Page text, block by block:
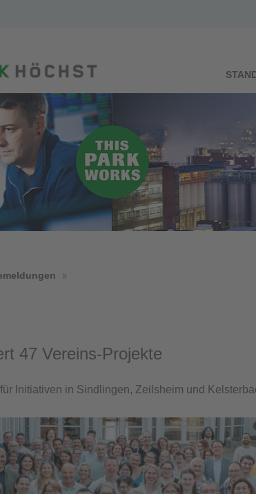
47 Vereins-Projekte
Initiativen in Sindlingen, Zeilsheim und